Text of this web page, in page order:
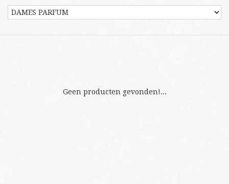
Geen producten gevonden!...